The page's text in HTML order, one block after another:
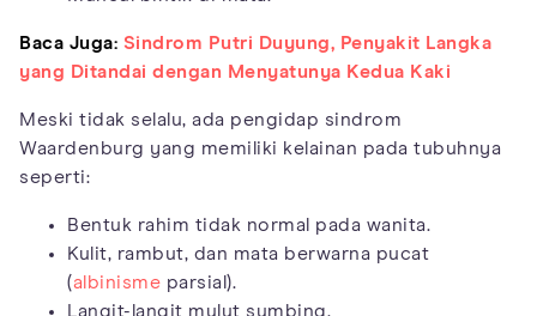
Baca Juga: Sindrom Putri Duyung, Penyakit Langka
yang Ditandai dengan Menyatunya Kedua Kaki
Meski tidak selalu, ada pengidap sindrom
Waardenburg yang memiliki kelainan pada tubuhnya
seperti:
Bentuk rahim tidak normal pada wanita.
Kulit, rambut, dan mata berwarna pucat
(albinisme parsial).
Langit-langit mulut sumbing.